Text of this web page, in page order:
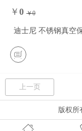
￥ 0 ￥0
条评价
迪士尼 不锈钢真空
上一页
版权所